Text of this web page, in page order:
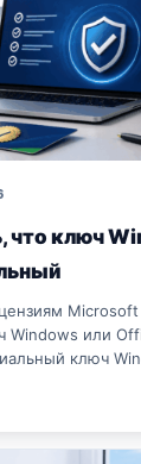
что ключ
Microsoft
Windows или
ключ